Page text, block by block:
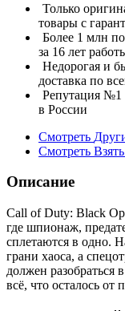
Только
товары с
Более 1 млн
за 16 лет
Недорогая и
доставка по
Репутация №1
в России
Смотреть
Смотреть
Описание
Call of Duty: Black
где шпионаж,
сплетаются в одно.
грани хаоса, а
должен разобраться
всё, что осталось от